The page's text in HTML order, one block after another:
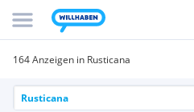
164 Anzeigen in Rusticana